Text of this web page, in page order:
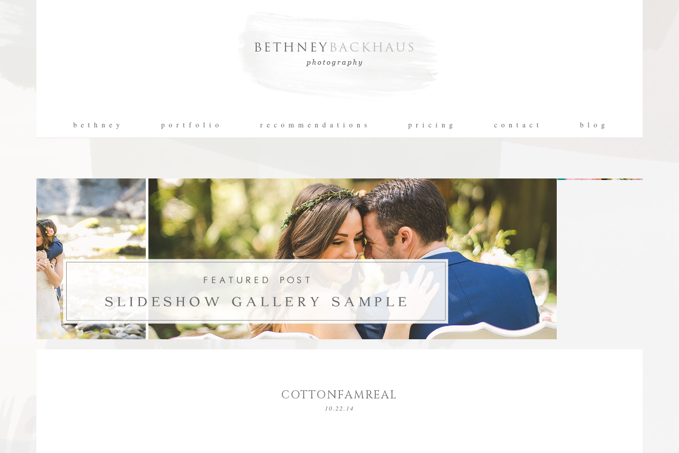
b e t h n e y p o r t f o l i o r e c o m m e n d a t i o n s p r i c i n g c o n t a c t b l o g
COTTONFAMREAL
10.22.14